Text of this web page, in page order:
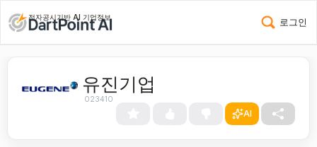
전자공시기반 AI 기업정보 로그인
유진기업
023410
AI